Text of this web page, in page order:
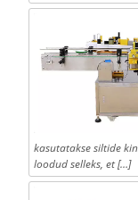
kasutatakse siltide
loodud selleks, et […]